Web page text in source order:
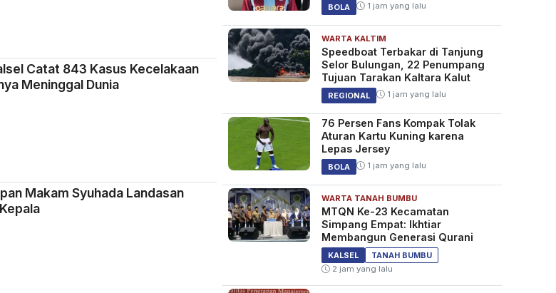
Catat 843 Kasus Kecelakaan
Meninggal Dunia
Makam Syuhada Landasan
BOLA 1 jam yang lalu
WARTA KALTIM
Speedboat Terbakar di Tanjung
Selor Bulungan, 22 Penumpang
Tujuan Tarakan Kaltara Kalut
REGIONAL 1 jam yang lalu
76 Persen Fans Kompak Tolak
Aturan Kartu Kuning karena
Lepas Jersey
BOLA 1 jam yang lalu
WARTA TANAH BUMBU
MTQN Ke-23 Kecamatan
Simpang Empat: Ikhtiar
Membangun Generasi Qurani
KALSEL
TANAH BUMBU
2 jam yang lalu